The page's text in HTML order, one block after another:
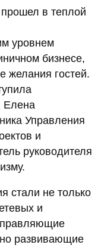
в теплой
уровнем
бизнесе,
желания гостей.
Елена
Управления
и
руководителя
стали не только
и
развивающие